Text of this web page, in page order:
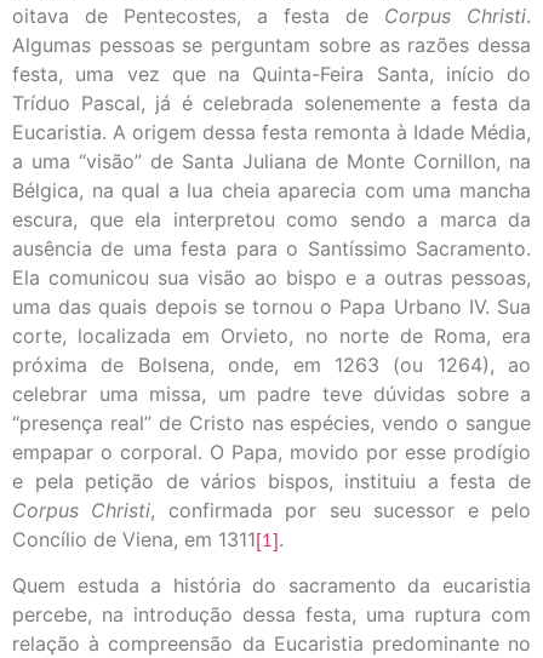
oitava de Pentecostes, a festa de Corpus Christi.
Algumas pessoas se perguntam sobre as razões dessa
festa, uma vez que na Quinta-Feira Santa, início do
Tríduo Pascal, já é celebrada solenemente a festa da
Eucaristia. A origem dessa festa remonta à Idade Média,
a uma “visão” de Santa Juliana de Monte Cornillon, na
Bélgica, na qual a lua cheia aparecia com uma mancha
escura, que ela interpretou como sendo a marca da
ausência de uma festa para o Santíssimo Sacramento.
Ela comunicou sua visão ao bispo e a outras pessoas,
uma das quais depois se tornou o Papa Urbano IV. Sua
corte, localizada em Orvieto, no norte de Roma, era
próxima de Bolsena, onde, em 1263 (ou 1264), ao
celebrar uma missa, um padre teve dúvidas sobre a
“presença real” de Cristo nas espécies, vendo o sangue
empapar o corporal. O Papa, movido por esse prodígio
e pela petição de vários bispos, instituiu a festa de
Corpus Christi, confirmada por seu sucessor e pelo
Concílio de Viena, em 1311[1].
Quem estuda a história do sacramento da eucaristia
percebe, na introdução dessa festa, uma ruptura com
relação à compreensão da Eucaristia predominante no